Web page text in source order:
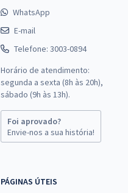
WhatsApp
E-mail
Telefone: 3003-0894
Horário de atendimento:
segunda a sexta (8h às 20h),
sábado (9h às 13h).
Foi aprovado?
Envie-nos a sua história!
PÁGINAS ÚTEIS